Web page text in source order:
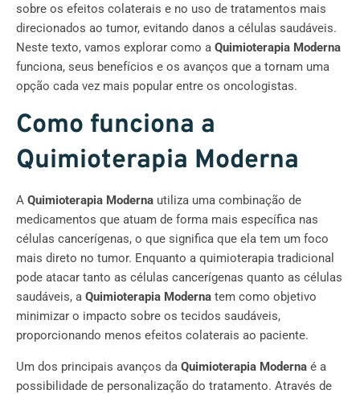
sobre os efeitos colaterais e no uso de tratamentos mais
direcionados ao tumor, evitando danos a células saudáveis.
Neste texto, vamos explorar como a Quimioterapia Moderna
funciona, seus benefícios e os avanços que a tornam uma
opção cada vez mais popular entre os oncologistas.
Como funciona a
Quimioterapia Moderna
A Quimioterapia Moderna utiliza uma combinação de
medicamentos que atuam de forma mais específica nas
células cancerígenas, o que significa que ela tem um foco
mais direto no tumor. Enquanto a quimioterapia tradicional
pode atacar tanto as células cancerígenas quanto as células
saudáveis, a Quimioterapia Moderna tem como objetivo
minimizar o impacto sobre os tecidos saudáveis,
proporcionando menos efeitos colaterais ao paciente.
Um dos principais avanços da Quimioterapia Moderna é a
possibilidade de personalização do tratamento. Através de